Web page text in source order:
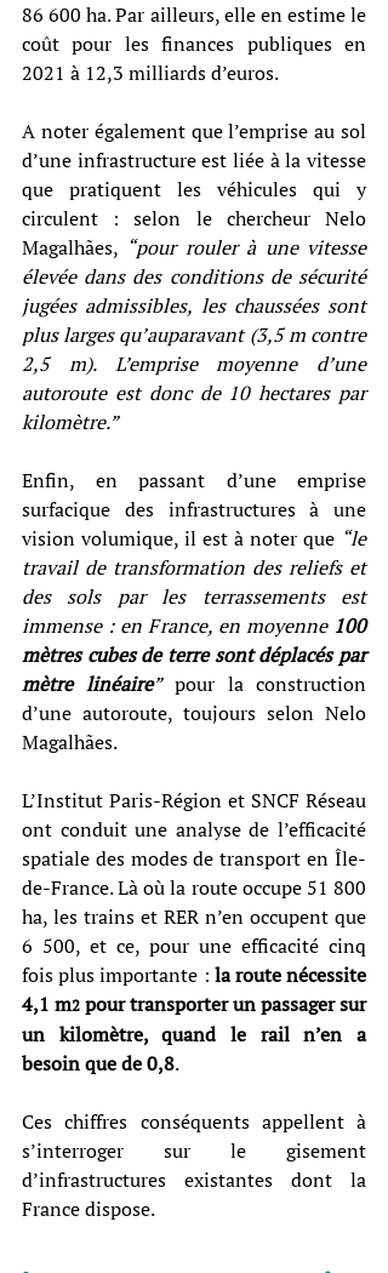
86 600 ha. Par ailleurs, elle en estime le
coût pour les finances publiques en
2021 à 12,3 milliards d’euros.
A noter également que l’emprise au sol
d’une infrastructure est liée à la vitesse
que pratiquent les véhicules qui y
circulent : selon le chercheur Nelo
Magalhães, “pour rouler à une vitesse
élevée dans des conditions de sécurité
jugées admissibles, les chaussées sont
plus larges qu’auparavant (3,5 m contre
2,5
m). L’emprise moyenne d’une
autoroute est donc de 10 hectares par
kilomètre.”
Enfin, en passant d’une emprise
surfacique des infrastructures à une
vision volumique, il est à noter que “le
travail de transformation des reliefs et
des sols par les terrassements est
immense : en France, en moyenne 100
mètres cubes de terre sont déplacés par
mètre linéaire” pour la construction
d’une autoroute, toujours selon Nelo
Magalhães.
L’Institut Paris-Région et SNCF Réseau
ont conduit une analyse de l’efficacité
spatiale des modes de transport en Île-
de-France. Là où la route occupe 51 800
ha, les trains et RER n’en occupent que
6 500, et ce, pour une efficacité cinq
fois plus importante : la route nécessite
4,1 m2 pour transporter un passager sur
un kilomètre, quand le rail n’en a
besoin que de 0,8.
Ces chiffres conséquents appellent à
s’interroger sur le gisement
d’infrastructures existantes dont la
France dispose.